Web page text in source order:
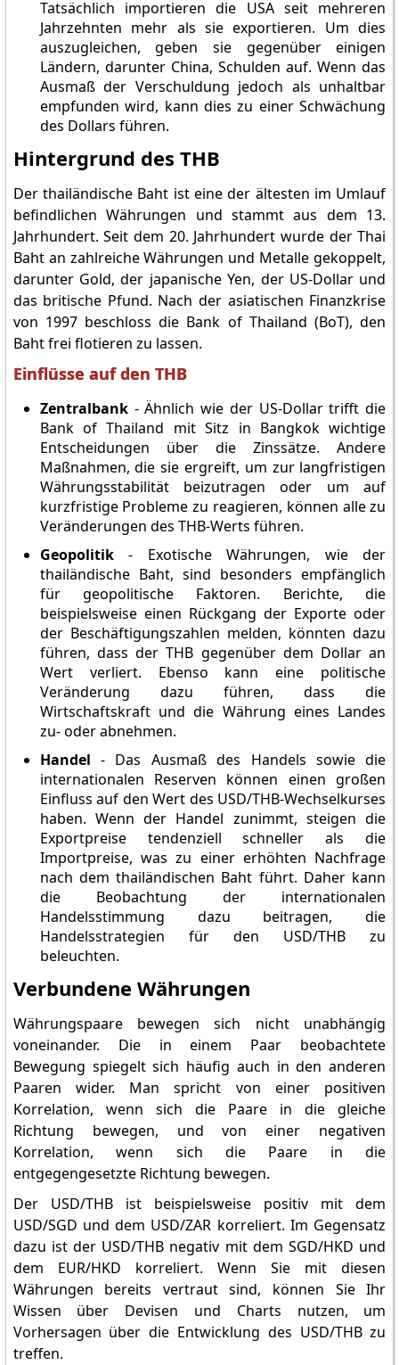
Tatsächlich importieren die USA seit mehreren
Jahrzehnten mehr als sie exportieren. Um dies
auszugleichen, geben sie gegenüber einigen
Ländern, darunter China, Schulden auf. Wenn das
Ausmaß der Verschuldung jedoch als unhaltbar
empfunden wird, kann dies zu einer Schwächung
des Dollars führen.
Hintergrund des THB
Der thailändische Baht ist eine der ältesten im Umlauf
befindlichen Währungen und stammt aus dem 13.
Jahrhundert. Seit dem 20. Jahrhundert wurde der Thai
Baht an zahlreiche Währungen und Metalle gekoppelt,
darunter Gold, der japanische Yen, der US-Dollar und
das britische Pfund. Nach der asiatischen Finanzkrise
von 1997 beschloss die Bank of Thailand (BoT), den
Baht frei flotieren zu lassen.
Einflüsse auf den THB
Zentralbank- Ähnlich wie der US-Dollar trifft die
Bank of Thailand mit Sitz in Bangkok wichtige
Entscheidungen über die Zinssätze. Andere
Maßnahmen, die sie ergreift, um zur langfristigen
Währungsstabilität beizutragen oder um auf
kurzfristige Probleme zu reagieren, können alle zu
Veränderungen des THB-Werts führen.
Geopolitik- Exotische Währungen, wie der
thailändische Baht, sind besonders empfänglich
für geopolitische Faktoren. Berichte, die
beispielsweise einen Rückgang der Exporte oder
der Beschäftigungszahlen melden, könnten dazu
führen, dass der THB gegenüber dem Dollar an
Wert verliert. Ebenso kann eine politische
Veränderung dazu führen, dass die
Wirtschaftskraft und die Währung eines Landes
zu- oder abnehmen.
Handel - Das Ausmaß des Handels sowie die
internationalen Reserven können einen großen
Einfluss auf den Wert des USD/THB-Wechselkurses
haben. Wenn der Handel zunimmt, steigen die
Exportpreise tendenziell schneller als die
Importpreise, was zu einer erhöhten Nachfrage
nach dem thailändischen Baht führt. Daher kann
die Beobachtung der internationalen
Handelsstimmung dazu beitragen, die
Handelsstrategien für den USD/THB zu
beleuchten.
Verbundene Währungen
Währungspaare bewegen sich nicht unabhängig
voneinander. Die in einem Paar beobachtete
Bewegung spiegelt sich häufig auch in den anderen
Paaren wider. Man spricht von einer positiven
Korrelation, wenn sich die Paare in die gleiche
Richtung bewegen, und von einer negativen
Korrelation, wenn sich die Paare in die
entgegengesetzte Richtung bewegen.
Der USD/THB ist beispielsweise positiv mit dem
USD/SGD und dem USD/ZAR korreliert. Im Gegensatz
dazu ist der USD/THB negativ mit dem SGD/HKD und
dem EUR/HKD korreliert. Wenn Sie mit diesen
Währungen bereits vertraut sind, können Sie Ihr
Wissen über Devisen und Charts nutzen, um
Vorhersagen über die Entwicklung des USD/THB zu
treffen.